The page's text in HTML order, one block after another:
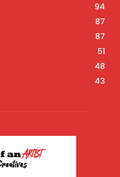
94
87
87
51
48
43